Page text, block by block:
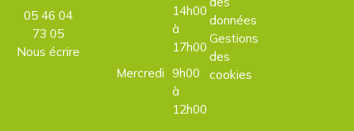
05 46 04
73 05
Nous écrire
14h00
à
17h00
Mercredi 9h00
à
12h00
données
Gestions
des
cookies